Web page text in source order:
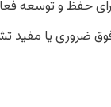
حفظ و توسعه
فوق ضروری یا